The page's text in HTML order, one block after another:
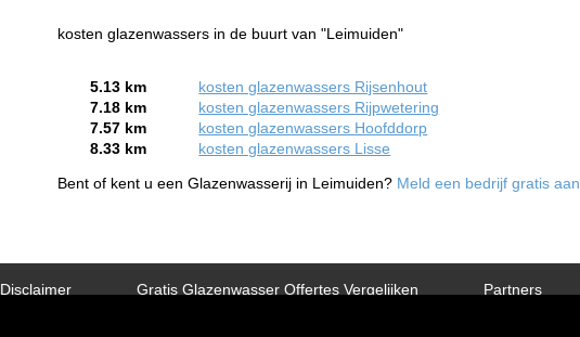
kosten glazenwassers in de buurt van "Leimuiden"
5.13 km
kosten glazenwassers Rijsenhout
7.18 km
kosten glazenwassers Rijpwetering
7.57 km
kosten glazenwassers Hoofddorp
8.33 km
kosten glazenwassers Lisse
Bent of kent u een Glazenwasserij in Leimuiden? Meld een bedrijf gratis aan
Partners
Gratis Glazenwasser Offertes Vergelijken
Disclaimer